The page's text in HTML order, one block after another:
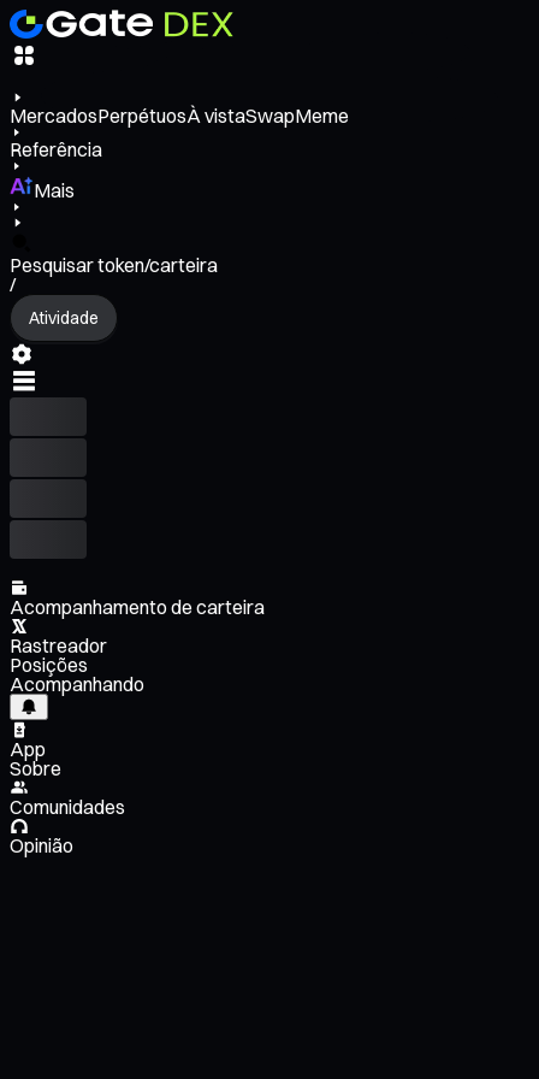
MercadosPerpétuosÀ vistaSwapMeme
Referência
Mais
Pesquisar token/carteira
/
Atividade
Acompanhamento de carteira
Rastreador
Posições
Acompanhando
App
Sobre
Comunidades
Opinião